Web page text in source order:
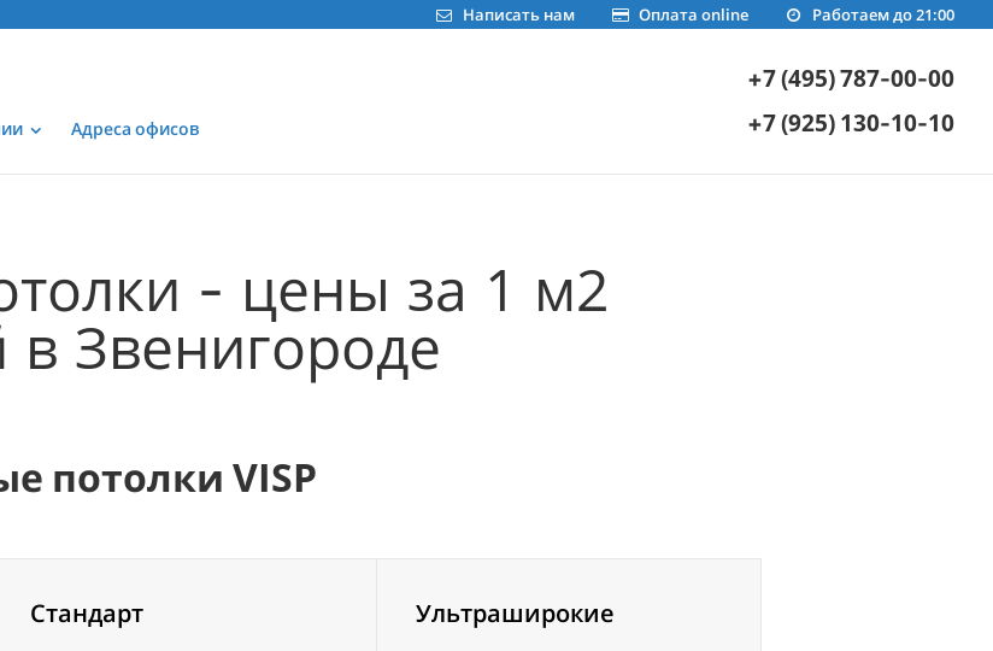
Работаем до 21:00
Оплата online
Написать нам
Адреса офисов
+7 (495) 787-00-00
+7 (925) 130-10-10
- цены за 1 м2
в Звенигороде
потолки VISP
Стандарт Ультраширокие